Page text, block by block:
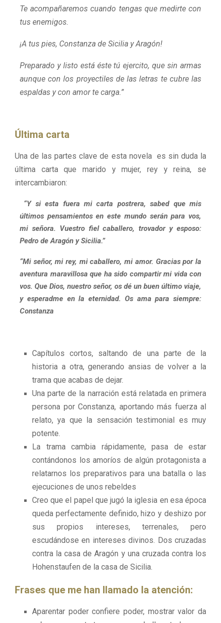
Te acompañaremos cuando tengas que medirte con
tus enemigos.
¡A tus pies, Constanza de Sicilia y Aragón!
Preparado y listo está éste tú ejercito, que sin armas
aunque con los proyectiles de las letras te cubre las
espaldas y con amor te carga.”
Última carta
Una de las partes clave de esta novela es sin duda la
última carta que marido y mujer, rey y reina, se
intercambiaron:
“Y si esta fuera mi carta postrera, sabed que mis
últimos pensamientos en este mundo serán para vos,
mi señora. Vuestro fiel caballero, trovador y esposo:
Pedro de Aragón y Sicilia.”
“Mi señor, mi rey, mi caballero, mi amor. Gracias por la
aventura maravillosa que ha sido compartir mi vida con
vos. Que Dios, nuestro señor, os dé un buen último viaje,
y esperadme en la eternidad. Os ama para siempre:
Constanza
Capítulos cortos, saltando de una parte de la
historia a otra, generando ansias de volver a la
trama que acabas de dejar.
Una parte de la narración está relatada en primera
persona por Constanza, aportando más fuerza al
relato, ya que la sensación testimonial es muy
potente.
La trama cambia rápidamente, pasa de estar
contándonos los amoríos de algún protagonista a
relatarnos los preparativos para una batalla o las
ejecuciones de unos rebeldes
Creo que el papel que jugó la iglesia en esa época
queda perfectamente definido, hizo y deshizo por
sus propios intereses, terrenales, pero
escudándose en intereses divinos. Dos cruzadas
contra la casa de Aragón y una cruzada contra los
Hohenstaufen de la casa de Sicilia.
Frases que me han llamado la atención:
Aparentar poder confiere poder, mostrar valor da